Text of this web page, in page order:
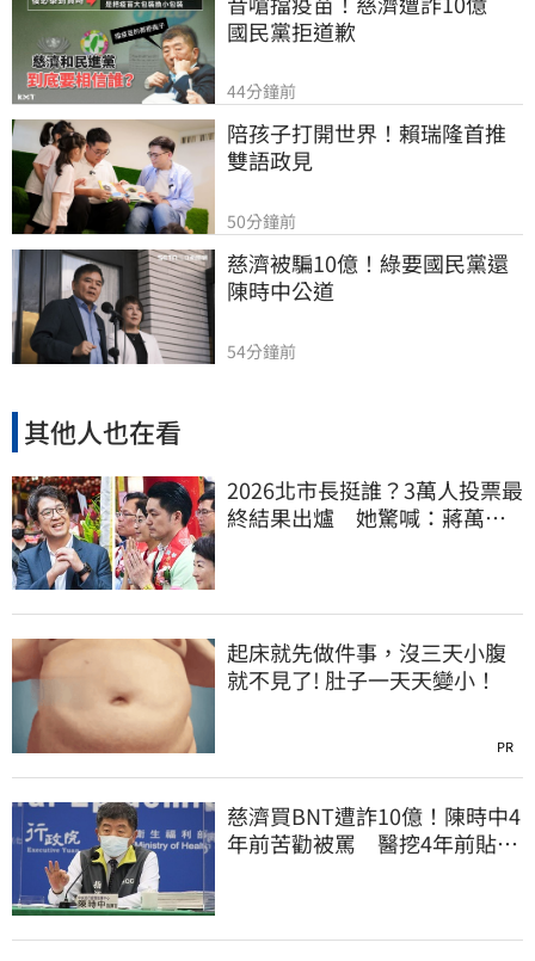
國民黨拒道歉
44分鐘前
陪孩子打開世界！賴瑞隆首推
雙語政見
50分鐘前
慈濟被騙10億！綠要國民黨還
陳時中公道
54分鐘前
其他人也在看
2026北市長挺誰？3萬人投票最
終結果出爐 她驚喊：蔣萬安
起床就先做件事，沒三天小腹
就不見了! 肚子一天天變小！
PR
慈濟買BNT遭詐10億！陳時中4
年前苦勸被罵 醫挖4年前貼